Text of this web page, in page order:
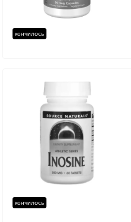
кончилось
кончилось